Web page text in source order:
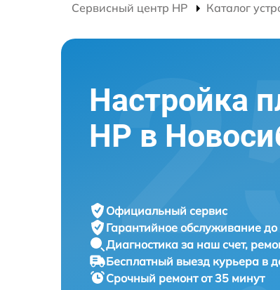
Сервисный центр HP Каталог
Настройка
HP в
Официальный сервис
Гарантийное обслуживание до
Диагностика за наш счет,
Бесплатный выезд курьера в
Срочный ремонтот 35 минут